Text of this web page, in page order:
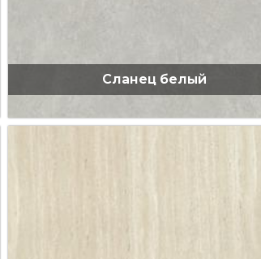
Сланец белый